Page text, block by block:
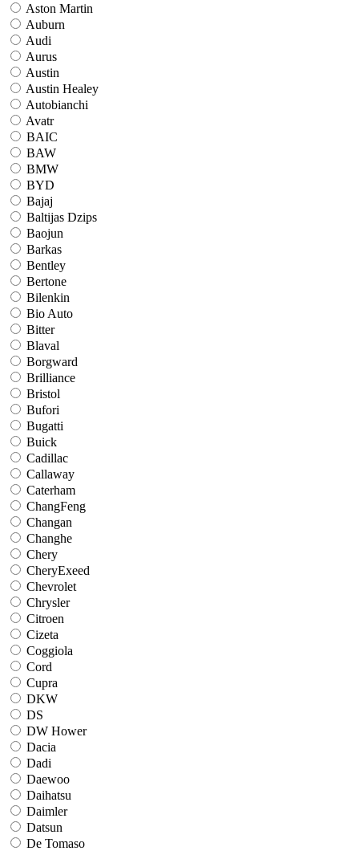
Aston Martin
Auburn
Audi
Aurus
Austin
Austin Healey
Autobianchi
Avatr
BAIC
BAW
BMW
BYD
Bajaj
Baltijas Dzips
Baojun
Barkas
Bentley
Bertone
Bilenkin
Bio Auto
Bitter
Blaval
Borgward
Brilliance
Bristol
Bufori
Bugatti
Buick
Cadillac
Callaway
Caterham
ChangFeng
Changan
Changhe
Chery
CheryExeed
Chevrolet
Chrysler
Citroen
Cizeta
Coggiola
Cord
Cupra
DKW
DS
DW Hower
Dacia
Dadi
Daewoo
Daihatsu
Daimler
Datsun
De Tomaso